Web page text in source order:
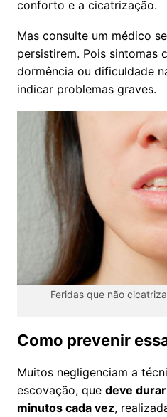
conforto e a cicatrização.
Mas consulte um médico
persistirem. Pois sintomas
dormência ou dificuldade
indicar problemas graves.
Feridas que não
Como prevenir
Muitos negligenciam a
escovação, que deve
minutos cada vez,